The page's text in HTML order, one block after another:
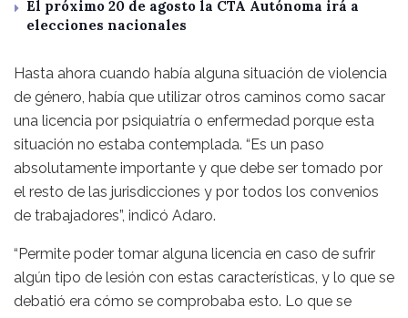
El próximo 20 de agosto la CTA Autónoma irá a
elecciones nacionales
Hasta ahora cuando había alguna situación de violencia
de género, había que utilizar otros caminos como sacar
una licencia por psiquiatría o enfermedad porque esta
situación no estaba contemplada. “Es un paso
absolutamente importante y que debe ser tomado por
el resto de las jurisdicciones y por todos los convenios
de trabajadores”, indicó Adaro.
“Permite poder tomar alguna licencia en caso de sufrir
algún tipo de lesión con estas características, y lo que se
debatió era cómo se comprobaba esto. Lo que se